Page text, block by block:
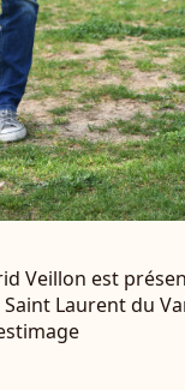
Veillon est
Laurent du